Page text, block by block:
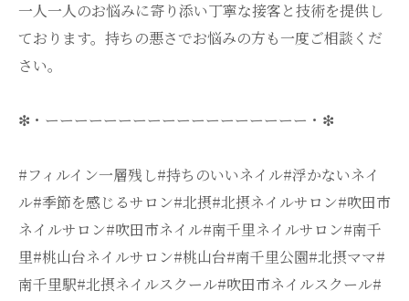
一人一人のお悩みに寄り添い丁寧な接客と技術を提供し
ております。持ちの悪さでお悩みの方も一度ご相談くだ
さい。
❇・ーーーーーーーーーーーーーーーーーー・❇
#フィルイン一層残し#持ちのいいネイル#浮かないネイ
ル#季節を感じるサロン#北摂#北摂ネイルサロン#吹田市
ネイルサロン#吹田市ネイル#南千里ネイルサロン#南千
里#桃山台ネイルサロン#桃山台#南千里公園#北摂ママ#
南千里駅#北摂ネイルスクール#吹田市ネイルスクール#